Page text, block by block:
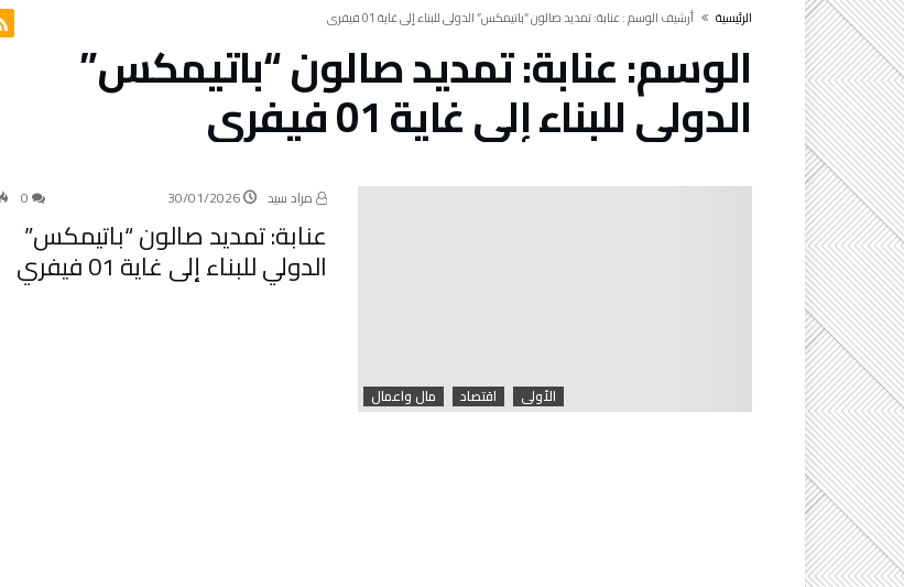
‫الرئيسية‬ ‫أرشيف الوسم :‬ عنابة: تمديد صالون “باتيمكس” الدولي للبناء إلى غاية 01 فيفري
الوسم:عنابة: تمديد صالون “باتيمكس”
الدولي للبناء إلى غاية 01 فيفري
الأولى اقتصاد مال واعمال
مراد سيد 30/01/2026
عنابة: تمديد صالون “باتيمكس”
الدولي للبناء إلى غاية 01 فيفري